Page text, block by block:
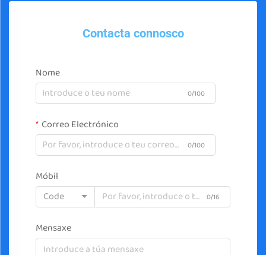
Contacta connosco
Nome
0/100
Correo Electrónico
0/100
Móbil
Code
0/16
Mensaxe